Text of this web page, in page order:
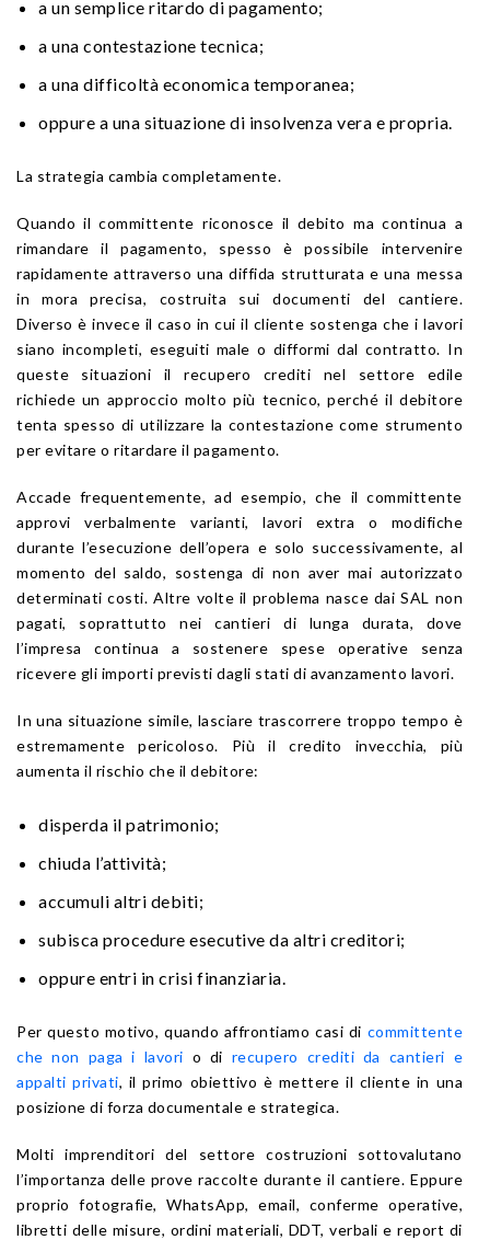
a un semplice ritardo di pagamento;
a una contestazione tecnica;
a una difficoltà economica temporanea;
oppure a una situazione di insolvenza vera e propria.
La strategia cambia completamente.
Quando il committente riconosce il debito ma continua a
rimandare il pagamento, spesso è possibile intervenire
rapidamente attraverso una diffida strutturata e una messa
in mora precisa, costruita sui documenti del cantiere.
Diverso è invece il caso in cui il cliente sostenga che i lavori
siano incompleti, eseguiti male o difformi dal contratto. In
queste situazioni il recupero crediti nel settore edile
richiede un approccio molto più tecnico, perché il debitore
tenta spesso di utilizzare la contestazione come strumento
per evitare o ritardare il pagamento.
Accade frequentemente, ad esempio, che il committente
approvi verbalmente varianti, lavori extra o modifiche
durante l’esecuzione dell’opera e solo successivamente, al
momento del saldo, sostenga di non aver mai autorizzato
determinati costi. Altre volte il problema nasce dai SAL non
pagati, soprattutto nei cantieri di lunga durata, dove
l’impresa continua a sostenere spese operative senza
ricevere gli importi previsti dagli stati di avanzamento lavori.
In una situazione simile, lasciare trascorrere troppo tempo è
estremamente pericoloso. Più il credito invecchia, più
aumenta il rischio che il debitore:
disperda il patrimonio;
chiuda l’attività;
accumuli altri debiti;
subisca procedure esecutive da altri creditori;
oppure entri in crisi finanziaria.
Per questo motivo, quando affrontiamo casi di committente
che non paga i lavori o di recupero crediti da cantieri e
appalti privati, il primo obiettivo è mettere il cliente in una
posizione di forza documentale e strategica.
Molti imprenditori del settore costruzioni sottovalutano
l’importanza delle prove raccolte durante il cantiere. Eppure
proprio fotografie, WhatsApp, email, conferme operative,
libretti delle misure, ordini materiali, DDT, verbali e report di